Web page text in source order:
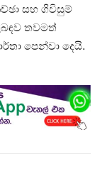
සහ ගිවිසුම්
තවමත්
පෙන්වා දෙයි.